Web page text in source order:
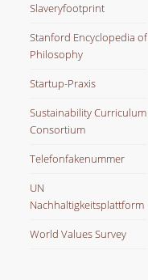
Slaveryfootprint
Stanford Encyclopedia of
Philosophy
Startup-Praxis
Sustainability Curriculum
Consortium
Telefonfakenummer
UN
Nachhaltigkeitsplattform
World Values Survey